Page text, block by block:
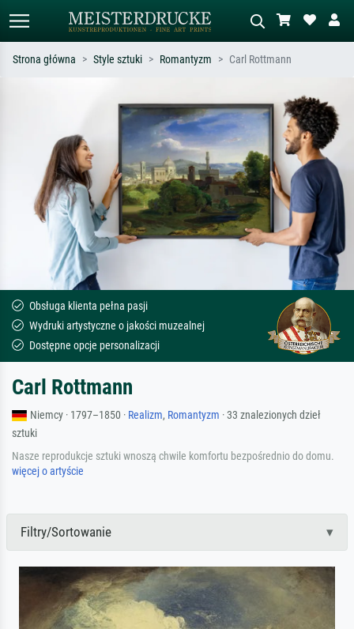
Szukaj wg artysty, tytułu lub stylu – np.
Monet, Gwiaździsta noc,
impresjonizm, fala Hokusaia, akt.
Opisz scenę – np. zielona łąka,
abstrakcja z czerwienią, ciemny olej,
stojący akt obok drzewa.
Strona główna Style sztuki Romantyzm Carl Rottmann
Obsługa klienta pełna pasji
Wydruki artystyczne o jakości muzealnej
Dostępne opcje personalizacji
Carl Rottmann
Niemcy · 1797–1850 · Realizm, Romantyzm · 33 znalezionych dzieł
sztuki
Nasze reprodukcje sztuki wnoszą chwile komfortu bezpośrednio do domu.
więcej o artyście
Filtry/Sortowanie